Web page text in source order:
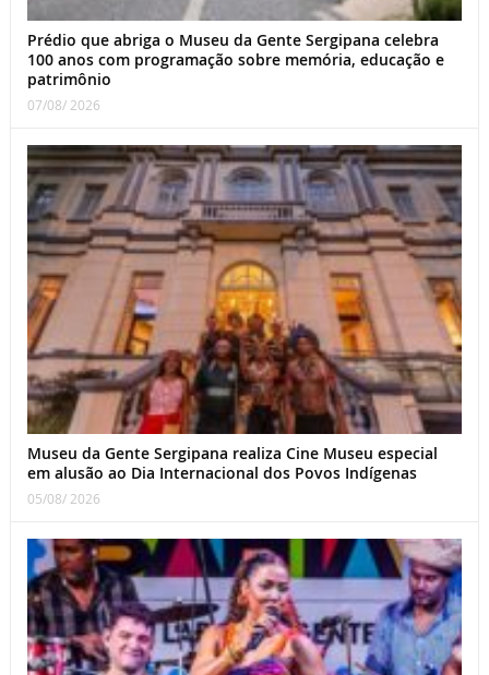
Prédio que abriga o Museu da Gente Sergipana celebra
100 anos com programação sobre memória, educação e
patrimônio
07/08/ 2026
Museu da Gente Sergipana realiza Cine Museu especial
em alusão ao Dia Internacional dos Povos Indígenas
05/08/ 2026